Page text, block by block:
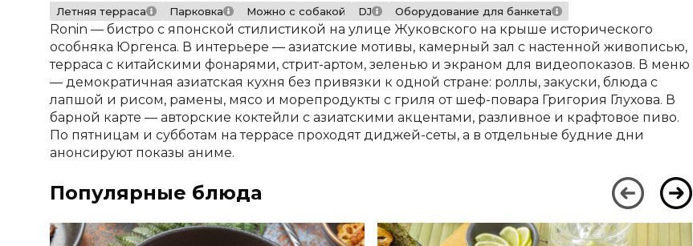
Летняя терраса Парковка Можно с собакой DJ Оборудование для банкета
Ronin — бистро с японской стилистикой на улице Жуковского на крыше исторического
особняка Юргенса. В интерьере — азиатские мотивы, камерный зал с настенной живописью,
терраса с китайскими фонарями, стрит-артом, зеленью и экраном для видеопоказов. В меню
— демократичная азиатская кухня без привязки к одной стране: роллы, закуски, блюда с
лапшой и рисом, рамены, мясо и морепродукты с гриля от шеф-повара Григория Глухова. В
барной карте — авторские коктейли с азиатскими акцентами, разливное и крафтовое пиво.
По пятницам и субботам на террасе проходят диджей-сеты, а в отдельные будние дни
анонсируют показы аниме.
Популярные блюда